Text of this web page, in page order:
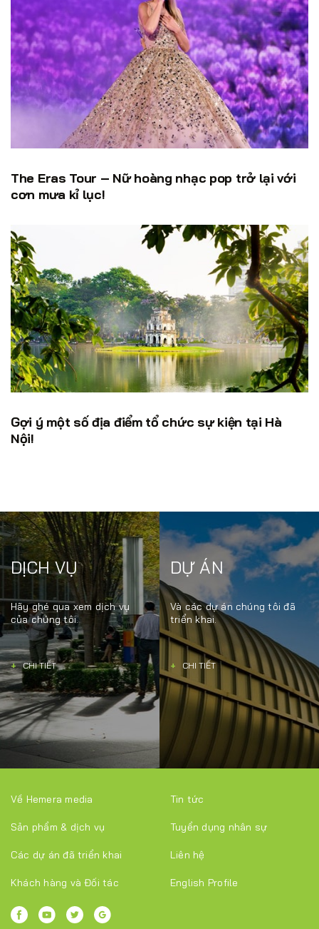
The Eras Tour – Nữ hoàng nhạc pop trở lại với
cơn mưa kỉ lục!
Gợi ý một số địa điểm tổ chức sự kiện tại Hà
Nội!
DỊCH VỤ
Hãy ghé qua xem dịch vụ
của chúng tôi.
+ CHI TIẾT
DỰ ÁN
Và các dự án chúng tôi đã
triển khai.
+ CHI TIẾT
Về Hemera media
Sản phẩm & dịch vụ
Các dự án đã triển khai
Khách hàng và Đối tác
Tin tức
Tuyển dụng nhân sự
Liên hệ
English Profile